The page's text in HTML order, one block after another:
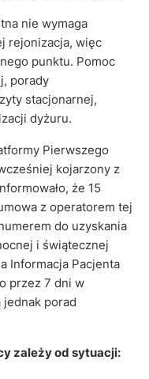
nie wymaga
rejonizacja, więc
punktu. Pomoc
porady
stacjonarnej,
dyżuru.
Pierwszego
kojarzony z
że 15
z operatorem tej
do uzyskania
i świątecznej
Informacja Pacjenta
przez 7 dni w
porad
zależy od sytuacji: